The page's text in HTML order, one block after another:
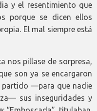
y el resentimiento que
porque se dicen ellos
El mal siempre está
nos pillase de sorpresa,
son ya se encargaron
partido —para que nadie
sus inseguridades y